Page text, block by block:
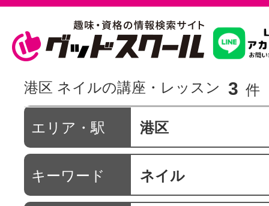
習いたいこ
スクールを
駅・路線か
港区 ネイルの講座・レッスン 3 件
エリア・駅 港区
キーワード ネイル